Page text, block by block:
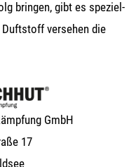
brin­gen, gibt es spe­zi­el­
ver­se­hen die
GmbH
17